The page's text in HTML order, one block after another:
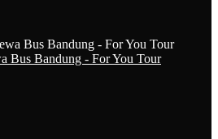
Bus Bandung - For You Tour